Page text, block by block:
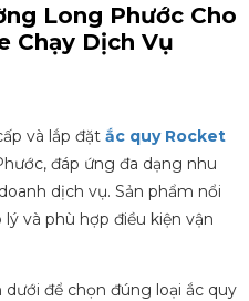
Long Phước Cho
Chạy Dịch Vụ
và lắp đặt ắc quy Rocket
đáp ứng đa dạng nhu
dịch vụ. Sản phẩm nổi
và phù hợp điều kiện vận
để chọn đúng loại ắc quy